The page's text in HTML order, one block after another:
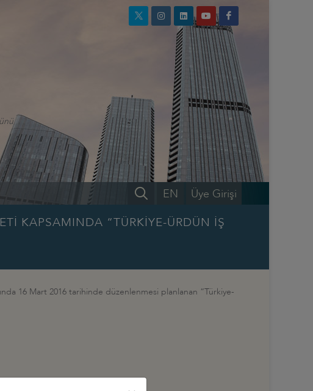
Üye Girişi
EN
KAPSAMINDA “TÜRKİYE-ÜRDÜN İŞ
16 Mart 2016 tarihinde düzenlenmesi planlanan “Türkiye-